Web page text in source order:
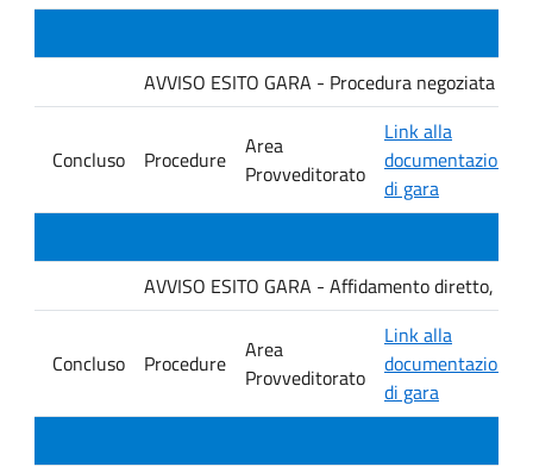
AVVISO ESITO GARA - Procedura negoziata
Concluso Procedure
Area
Provveditorato
Link alla
documentazione
di gara
AVVISO ESITO GARA - Affidamento diretto, ai
Concluso Procedure
Area
Provveditorato
Link alla
documentazione
di gara